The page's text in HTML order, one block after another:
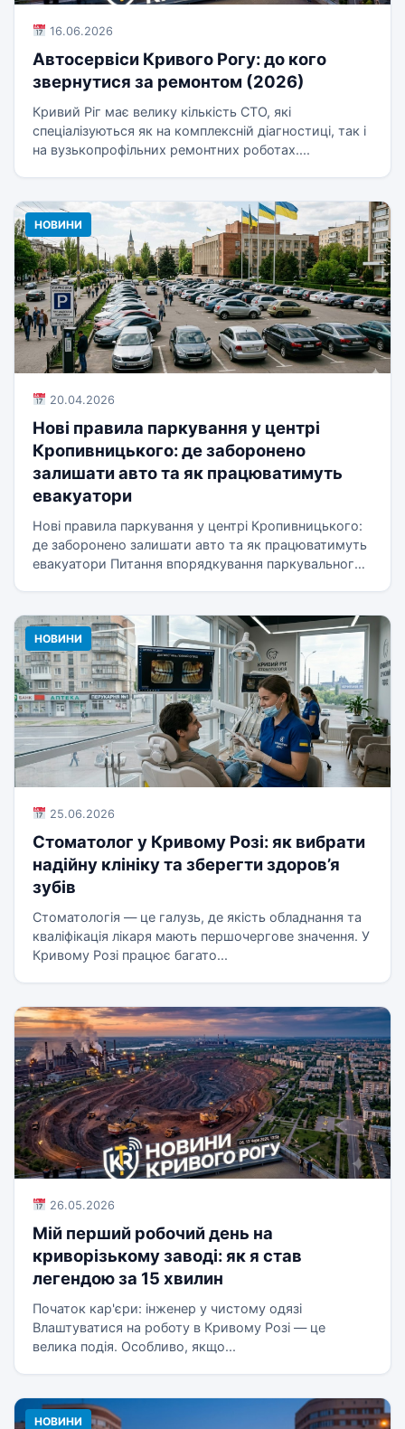
16.06.2026
Автосервіси Кривого Рогу: до кого
звернутися за ремонтом (2026)
Кривий Ріг має велику кількість СТО, які
спеціалізуються як на комплексній діагностиці, так і
на вузькопрофільних ремонтних роботах....
НОВИНИ
20.04.2026
Нові правила паркування у центрі
Кропивницького: де заборонено
залишати авто та як працюватимуть
евакуатори
Нові правила паркування у центрі Кропивницького:
де заборонено залишати авто та як працюватимуть
евакуатори Питання впорядкування паркувального
НОВИНИ
25.06.2026
Стоматолог у Кривому Розі: як вибрати
надійну клініку та зберегти здоров’я
зубів
Стоматологія — це галузь, де якість обладнання та
кваліфікація лікаря мають першочергове значення. У
Кривому Розі працює багато...
26.05.2026
Мій перший робочий день на
криворізькому заводі: як я став
легендою за 15 хвилин
Початок кар'єри: інженер у чистому одязі
Влаштуватися на роботу в Кривому Розі — це
велика подія. Особливо, якщо...
НОВИНИ